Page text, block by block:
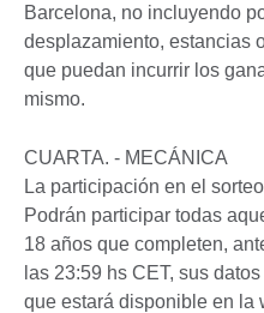
Barcelona, no incluyendo
desplazamiento, estancias
que puedan incurrir los
mismo.
CUARTA. - MECÁNICA
La participación en el
Podrán participar todas
18 años que completen,
las 23:59 hs CET, sus
que estará disponible en la